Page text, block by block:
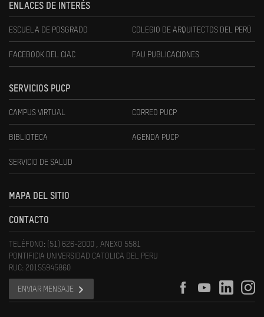
ENLACES DE INTERÉS
ESCUELA DE POSGRADO COLEGIO DE ARQUITECTOS DEL PERÚ
FACEBOOK DEL CIAC FAU PUBLICACIONES
SERVICIOS PUCP
CAMPUS VIRTUAL CORREO PUCP
BIBLIOTECA AGENDA PUCP
SERVICIO DE SALUD
MAPA DEL SITIO
CONTACTO
TELÉFONO: (51) 626-2000 , ANEXO 5581
PONTIFICIA UNIVERSIDAD CATOLICA DEL PERU
RUC: 20155945860
ENVIAR MENSAJE